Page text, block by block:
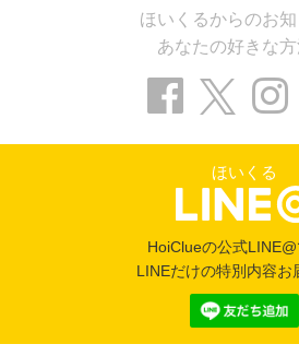
ほいくるからのお
あなたの好きな
ほいくる
HoiClueの公式LINE@
LINEだけの特別内容お